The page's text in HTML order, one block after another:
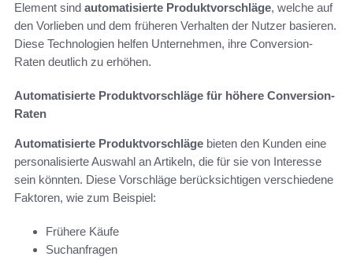
Element sind automatisierte Produktvorschläge, welche auf
den Vorlieben und dem früheren Verhalten der Nutzer basieren.
Diese Technologien helfen Unternehmen, ihre Conversion-
Raten deutlich zu erhöhen.
Automatisierte Produktvorschläge für höhere Conversion-
Raten
Automatisierte Produktvorschläge bieten den Kunden eine
personalisierte Auswahl an Artikeln, die für sie von Interesse
sein könnten. Diese Vorschläge berücksichtigen verschiedene
Faktoren, wie zum Beispiel:
Frühere Käufe
Suchanfragen